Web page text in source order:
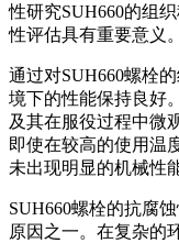
性研究SUH660的组
性评估具有重要意义。
通过对SUH660螺栓
境下的性能保持良好
及其在服役过程中微
即使在较高的使用温
未出现明显的机械性
SUH660螺栓的抗腐
原因之一。在复杂的